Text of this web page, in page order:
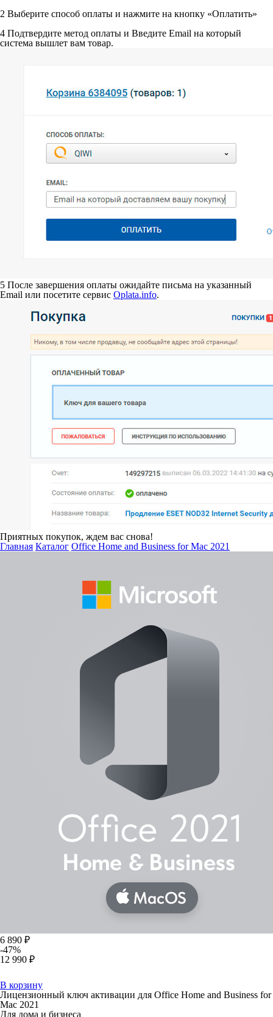
2 Выберите способ оплаты и нажмите на кнопку «Оплатить»
4 Подтвердите метод оплаты и Введите Email на который
система вышлет вам товар.
5 После завершения оплаты ожидайте письма на указанный
Email или посетите сервис Oplata.info.
Приятных покупок, ждем вас снова!
Главная Каталог Office Home and Business for Mac 2021
6 890 ₽
-47%
12 990 ₽
В корзину
Лицензионный ключ активации для Office Home and Business for
Mac 2021
Для дома и бизнеса